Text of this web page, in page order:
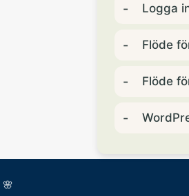
Logga
Flöde
Flöde
🌸